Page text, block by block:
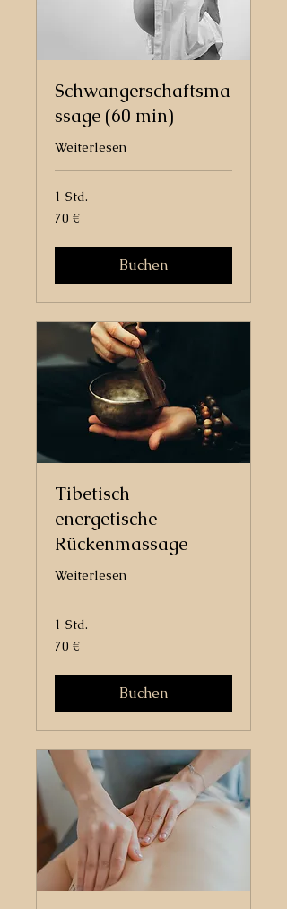
Schwangerschaftsma
ssage (60 min)
Weiterlesen
1 Std.
70
Euro
70 €
Buchen
Tibetisch-
energetische
Rückenmassage
Weiterlesen
1 Std.
70
Euro
70 €
Buchen